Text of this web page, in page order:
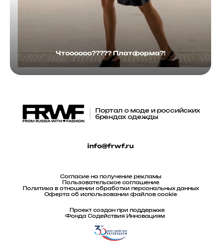
Чтоооооо????? Платформа?!
Портал о моде и российских
брендах одежды
info@frwf.ru
Согласие на получение рекламы
Пользовательское соглашение
Политика в отношении обработки персональных данных
Оферта об использовании файлов cookie
Проект создан при поддержке
Фонда Содействия Инновациям